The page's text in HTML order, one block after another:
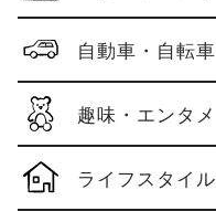
自動車・自転車
趣味・エンタメ
ライフスタイル